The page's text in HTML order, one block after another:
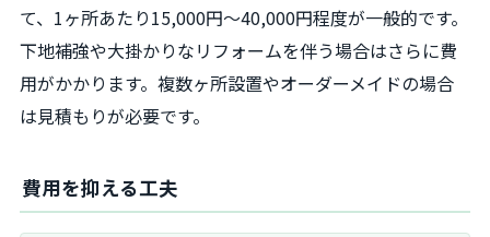
て、1ヶ所あたり15,000円～40,000円程度が一般的です。
下地補強や大掛かりなリフォームを伴う場合はさらに費
用がかかります。複数ヶ所設置やオーダーメイドの場合
は見積もりが必要です。
費用を抑える工夫